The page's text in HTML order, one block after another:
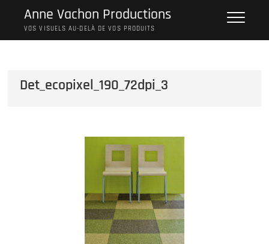
content
Anne Vachon Productions
VOS VISUELS AU-DELÀ DE VOS PRODUITS
Det_ecopixel_190_72dpi_3